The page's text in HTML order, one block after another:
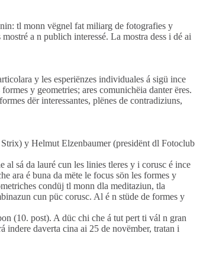
tl monn vëgnel fat miliarg de fotografies y
a n publich interessé. La mostra dess i dé ai
y les esperiënzes individuales á sigü ince
y geometries; ares comunichëia danter ëres.
dër interessantes, plënes de contradiziuns,
y Helmut Elzenbaumer (presidënt dl Fotoclub
al sá da lauré cun les linies tleres y i corusc é ince
ara é buna da mëte le focus sön les formes y
condüj tl monn dla meditaziun, tla
cun püc corusc. Al é n stüde de formes y
(10. post). A düc chi che á tut pert ti vál n gran
daverta cina ai 25 de novëmber, tratan i